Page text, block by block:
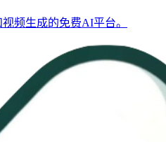
频生成的免费AI平台。